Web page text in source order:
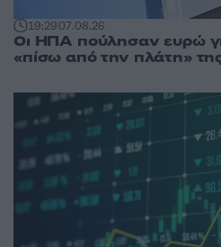
19:2907.08.26
Οι ΗΠΑ πούλησαν ευρώ
«πίσω από την πλάτη»